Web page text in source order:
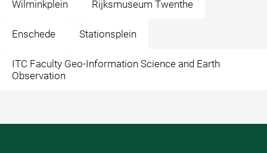
Wilminkplein Rijksmuseum Twenthe
Enschede Stationsplein
ITC Faculty Geo-Information Science and Earth
Observation